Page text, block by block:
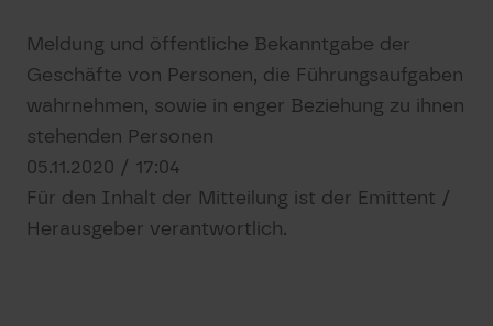
Meldung und öffentliche Bekanntgabe der
Geschäfte von Personen, die Führungsaufgaben
wahrnehmen, sowie in enger Beziehung zu ihnen
stehenden Personen
05.11.2020 / 17:04
Für den Inhalt der Mitteilung ist der Emittent /
Herausgeber verantwortlich.